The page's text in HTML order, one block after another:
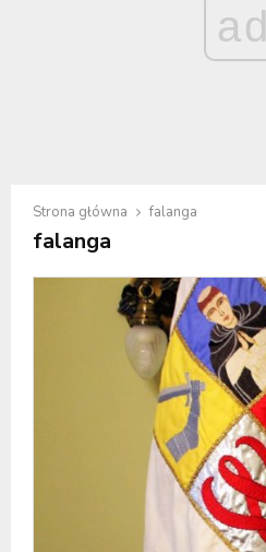
ad
Strona główna falanga
falanga